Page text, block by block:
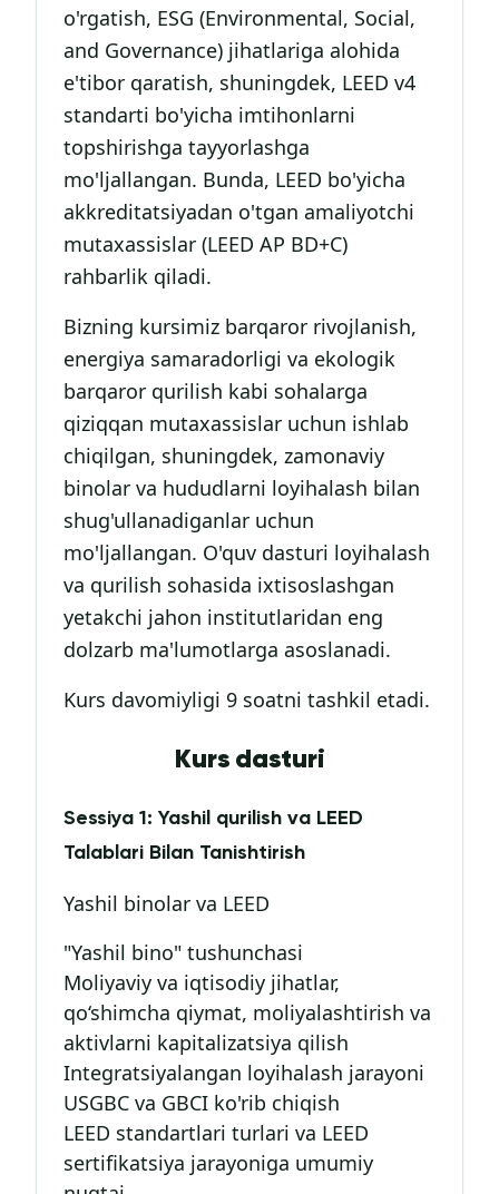
o'rgatish, ESG (Environmental, Social,
and Governance) jihatlariga alohida
e'tibor qaratish, shuningdek, LEED v4
standarti bo'yicha imtihonlarni
topshirishga tayyorlashga
mo'ljallangan. Bunda, LEED bo'yicha
akkreditatsiyadan o'tgan amaliyotchi
mutaxassislar (LEED AP BD+C)
rahbarlik qiladi.
Bizning kursimiz barqaror rivojlanish,
energiya samaradorligi va ekologik
barqaror qurilish kabi sohalarga
qiziqqan mutaxassislar uchun ishlab
chiqilgan, shuningdek, zamonaviy
binolar va hududlarni loyihalash bilan
shug'ullanadiganlar uchun
mo'ljallangan. O'quv dasturi loyihalash
va qurilish sohasida ixtisoslashgan
yetakchi jahon institutlaridan eng
dolzarb ma'lumotlarga asoslanadi.
Kurs davomiyligi 9 soatni tashkil etadi.
Kurs dasturi
Sеssiya 1: Yashil qurilish va LEED
Talablari Bilan Tanishtirish
Yashil binolar va LEED
"Yashil bino" tushunchasi
Moliyaviy va iqtisodiy jihatlar,
qo‘shimcha qiymat, moliyalashtirish va
aktivlarni kapitalizatsiya qilish
Integratsiyalangan loyihalash jarayoni
USGBC va GBCI ko'rib chiqish
LEED standartlari turlari va LEED
sertifikatsiya jarayoniga umumiy